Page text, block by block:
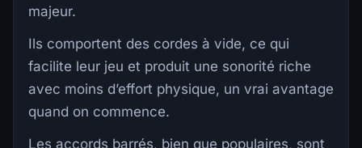
majeur.
Ils comportent des cordes à vide, ce qui
facilite leur jeu et produit une sonorité riche
avec moins d’effort physique, un vrai avantage
quand on commence.
Les accords barrés, bien que populaires, sont